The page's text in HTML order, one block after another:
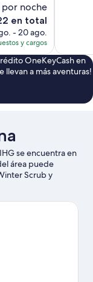
por noche
en total
- 20 ago.
y cargos
OneKeyCash en
llevan a más aventuras!
se encuentra en
área puede
Scrub y
que Murals of
asistir a un